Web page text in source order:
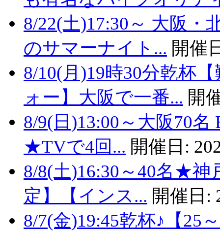
8/22(土)17:30～ 大阪
のサマーナイト... 開催
8/10(月)19時30分乾杯
ォー】大阪で一番... 開
8/9(日)13:00～大阪70
★TVで4回... 開催日:
8/8(土)16:30～40名★神
定】【インス... 開催日:
8/7(金)19:45乾杯♪【25